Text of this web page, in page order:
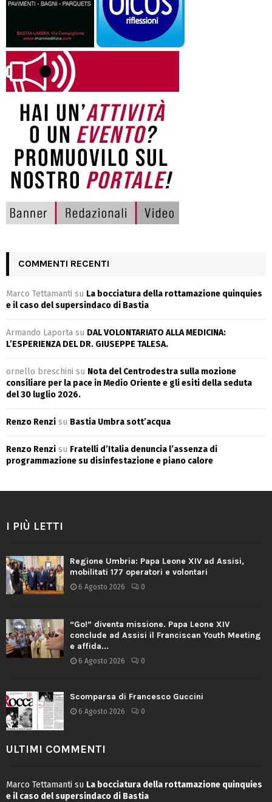
COMMENTI RECENTI
Marco Tettamanti su La bocciatura della rottamazione quinquies
e il caso del supersindaco di Bastia
Armando Laporta su DAL VOLONTARIATO ALLA MEDICINA:
L’ESPERIENZA DEL DR. GIUSEPPE TALESA.
ornello breschini su Nota del Centrodestra sulla mozione
consiliare per la pace in Medio Oriente e gli esiti della seduta
del 30 luglio 2026.
Renzo Renzi su Bastia Umbra sott’acqua
Renzo Renzi su Fratelli d’Italia denuncia l’assenza di
programmazione su disinfestazione e piano calore
I PIÙ LETTI
Regione Umbria: Papa Leone XIV ad Assisi,
mobilitati 177 operatori e volontari
6 Agosto 2026 0
“Go!” diventa missione. Papa Leone XIV
conclude ad Assisi il Franciscan Youth Meeting
e affida...
6 Agosto 2026 0
Scomparsa di Francesco Guccini
6 Agosto 2026 0
ULTIMI COMMENTI
Marco Tettamanti su La bocciatura della rottamazione quinquies
e il caso del supersindaco di Bastia